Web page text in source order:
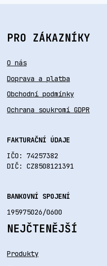
PRO ZÁKAZNÍKY
O nás
Doprava a platba
Obchodní podmínky
Ochrana soukromí GDPR
FAKTURAČNÍ ÚDAJE
IČO: 74257382
DIČ: CZ8508121391
BANKOVNÍ SPOJENÍ
195975026/0600
NEJČTENĚJŠÍ
Produkty